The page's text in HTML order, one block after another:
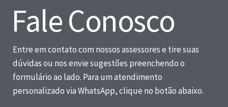
Fale Conosco
Entre em contato com nossos assessores e tire suas
dúvidas ou nos envie sugestões preenchendo o
formulário ao lado. Para um atendimento
personalizado via WhatsApp, clique no botão abaixo.